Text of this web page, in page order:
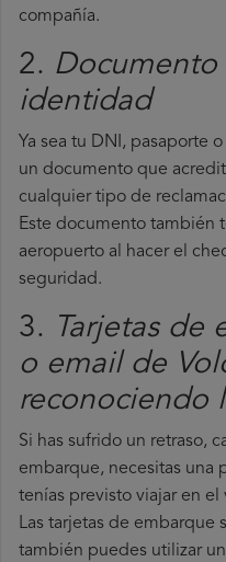
compañía.
2.
identidad
Ya sea tu DNI, pasaporte
un documento que
cualquier tipo de
Este documento también
aeropuerto al hacer el
seguridad.
3.
Tarjetas de
o email de
reconociendo
Si has sufrido un retraso,
embarque, necesitas una
tenías previsto viajar en el
Las tarjetas de embarque
también puedes utilizar